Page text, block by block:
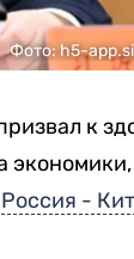
Фото: h5-
к
Россия -